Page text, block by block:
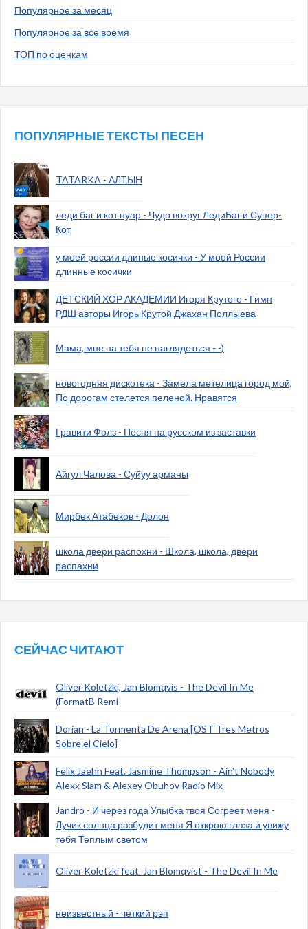
Популярное за месяц
Популярное за все время
ТОП по оценкам
ПОПУЛЯРНЫЕ ТЕКСТЫ ПЕСЕН
TATARKA - АЛТЫН
леди баг и кот нуар - Чудо вокруг ЛедиБаг и Супер-
Кот
у моей россии длиные косички - У моей России
длинные косички
ДЕТСКИЙ ХОР АКАДЕМИИ Игоря Крутого - Гимн
РДШ авторы Игорь Крутой Джахан Поллыева
Мама, мне на тебя не наглядеться - -)
новогодняя дискотека - Замела метелица город мой,
По дорогам стелется пеленой. Нравятся
Гравити Фолз - Песня на русском из заставки
Айгул Чалова - Суйуу арманы
Мирбек Атабеков - Долон
школа двери распохни - Школа, школа, двери
распахни
СЕЙЧАС ЧИТАЮТ
Oliver Koletzki, Jan Blomqvis - The Devil In Me
(FormatB Remi
Dorian - La Tormenta De Arena [OST Tres Metros
Sobre el Cielo]
Felix Jaehn Feat. Jasmine Thompson - Ain't Nobody
Alexx Slam & Alexey Obuhov Radio Mix
Jandro - И через года Улыбка твоя Согреет меня -
Лучик солнца разбудит меня Я открою глаза и увижу
тебя Теплым светом
Oliver Koletzki feat. Jan Blomqvist - The Devil In Me
неизвестный - четкий рэп